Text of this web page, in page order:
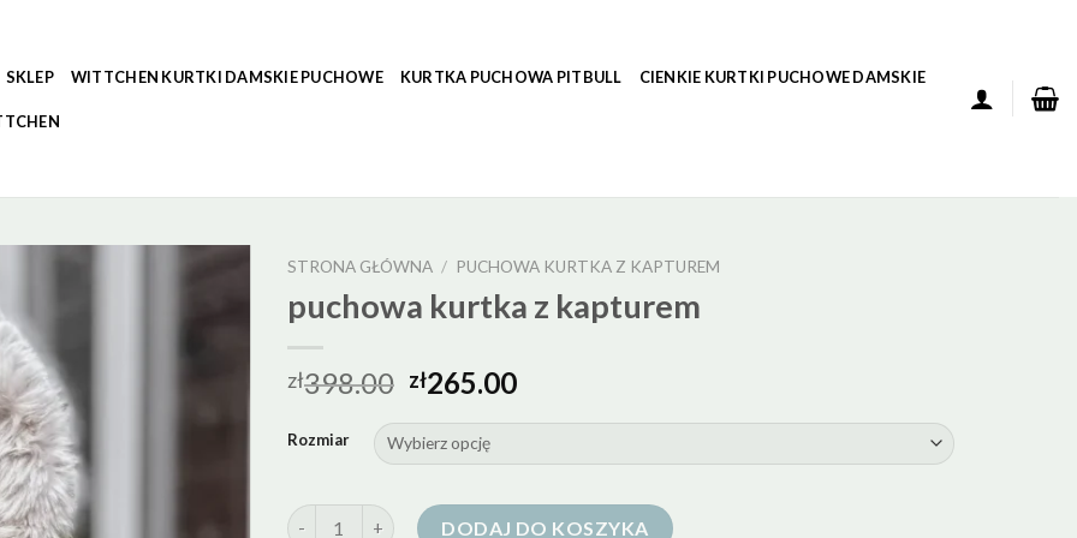
SKLEP WITTCHEN KURTKI DAMSKIE PUCHOWE KURTKA PUCHOWA PITBULL CIENKIE KURTKI PUCHOWE DAMSKIE
STRONA GŁÓWNA / PUCHOWA KURTKA Z KAPTUREM
puchowa kurtka z kapturem
zł398.00 zł265.00
Rozmiar
ilość puchowa kurtka z kapturemDODAJ DO KOSZYKA